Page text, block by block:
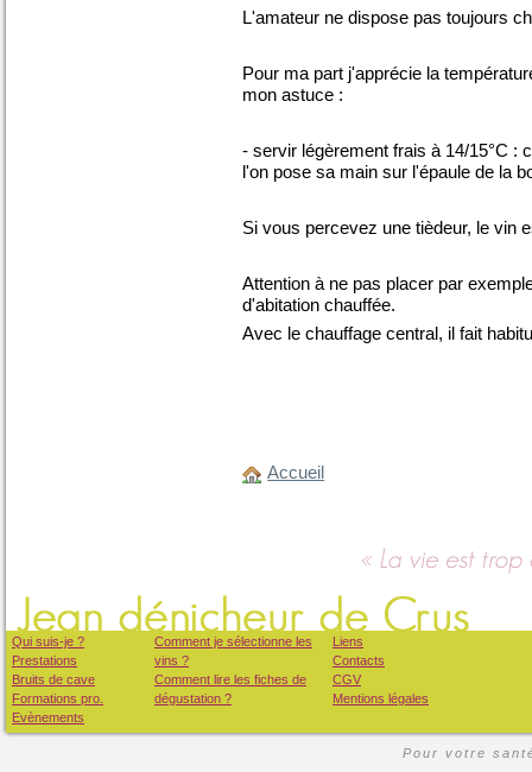
L'amateur ne dispose pas toujours
Pour ma part j'apprécie la
mon astuce :
- servir légèrement frais à 14/15°C :
l'on pose sa main sur l'épaule de la
Si vous percevez une tièdeur, le vin
Attention à ne pas placer par
d'abitation chauffée.
Avec le chauffage central, il fait
Accueil
Qui suis-je ?
Prestations
Bruits de cave
Formations pro.
Evènements
Comment je sélectionne les
vins ?
Comment lire les fiches de
dégustation ?
Liens
Contacts
CGV
Mentions légales
Pour votre